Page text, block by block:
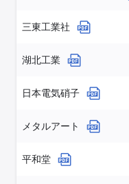
三東工業社
湖北工業
日本電気硝子
メタルアート
平和堂